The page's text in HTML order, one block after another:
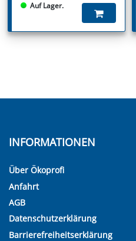
Auf Lager.
INFORMATIONEN
Über Ökoprofi
Anfahrt
AGB
Datenschutzerklärung
Barrierefreiheitserklärung